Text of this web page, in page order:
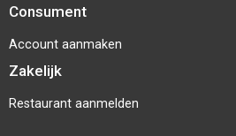
Consument
Account aanmaken
Zakelijk
Restaurant aanmelden